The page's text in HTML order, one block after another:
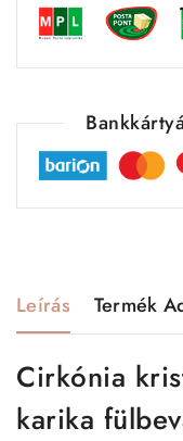
Leírás Termék
Cirkónia
karika